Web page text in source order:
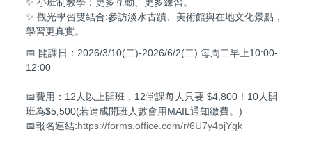
✨ 觀光學習雙結合:參訪淡水古蹟、美術館與在地文化景點，
學習更真實。
📅 開課日：2026/3/10(二)-2026/6/2(二) 每周二早上10:00-
12:00
📅費用：12人以上開班，12堂課每人只要 $4,800！10人開
班為$5,500(若達成開班人數會用MAIL通知繳費。)
📅報名連結:https://forms.office.com/r/6U7y4pjYgk